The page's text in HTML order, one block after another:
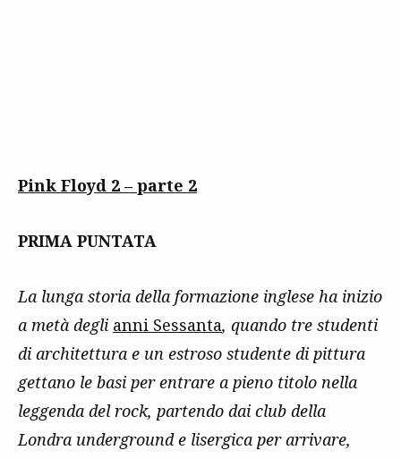
Pink Floyd 2 – parte 2
PRIMA PUNTATA
La lunga storia della formazione inglese ha inizio
a metà degli anni Sessanta, quando tre studenti
di architettura e un estroso studente di pittura
gettano le basi per entrare a pieno titolo nella
leggenda del rock, partendo dai club della
Londra underground e lisergica per arrivare,